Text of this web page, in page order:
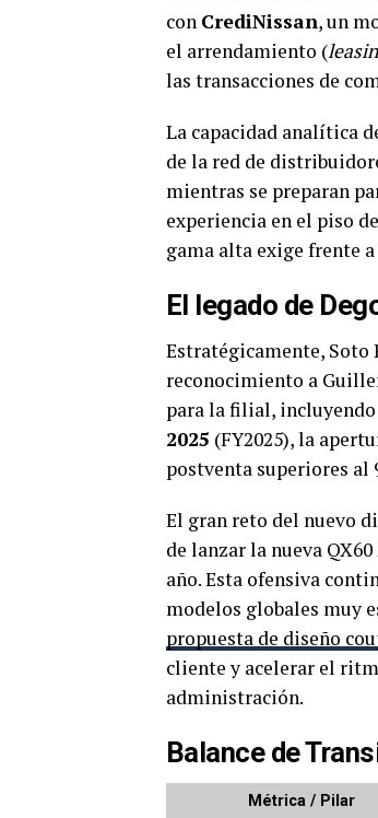
con CrediNissan, un
el arrendamiento (
las transacciones de
La capacidad analítica
de la red de
mientras se preparan
experiencia en el piso
gama alta exige frente
El legado de
Estratégicamente, Soto
reconocimiento a
para la filial,
2025 (FY2025), la
postventa superiores al
El gran reto del nuevo
de lanzar la nueva
año. Esta ofensiva
modelos globales muy
propuesta de diseño
cliente y acelerar el
administración.
Balance de
Métrica / Pilar